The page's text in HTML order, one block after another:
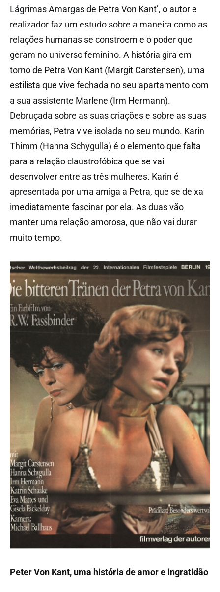
Lágrimas Amargas de Petra Von Kant’, o autor e
realizador faz um estudo sobre a maneira como as
relações humanas se constroem e o poder que
geram no universo feminino. A história gira em
torno de Petra Von Kant (Margit Carstensen), uma
estilista que vive fechada no seu apartamento com
a sua assistente Marlene (Irm Hermann).
Debruçada sobre as suas criações e sobre as suas
memórias, Petra vive isolada no seu mundo. Karin
Thimm (Hanna Schygulla) é o elemento que falta
para a relação claustrofóbica que se vai
desenvolver entre as três mulheres. Karin é
apresentada por uma amiga a Petra, que se deixa
imediatamente fascinar por ela. As duas vão
manter uma relação amorosa, que não vai durar
muito tempo.
Peter Von Kant, uma história de amor e ingratidão